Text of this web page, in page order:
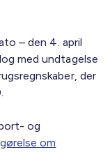
– den 4. april
med undtagelse
der
og
om